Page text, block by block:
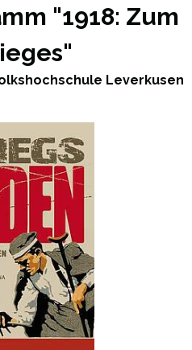
"1918: Zum
Leverkusen